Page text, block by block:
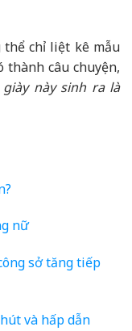
thể chỉ liệt kê mẫu
thành câu chuyện,
giày này sinh ra là
nữ
sở tăng tiếp
và hấp dẫn